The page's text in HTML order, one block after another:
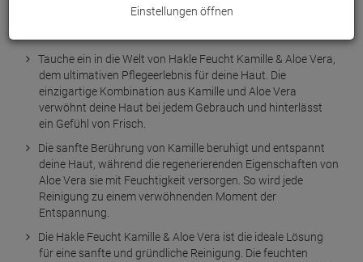
Tauche ein in die Welt von Hakle Feucht Kamille & Aloe Vera,
dem ultimativen Pflegeerlebnis für deine Haut. Die
einzigartige Kombination aus Kamille und Aloe Vera
verwöhnt deine Haut bei jedem Gebrauch und hinterlässt
ein Gefühl von Frisch.
Die sanfte Berührung von Kamille beruhigt und entspannt
deine Haut, während die regenerierenden Eigenschaften von
Aloe Vera sie mit Feuchtigkeit versorgen. So wird jede
Reinigung zu einem verwöhnenden Moment der
Entspannung.
Die Hakle Feucht Kamille & Aloe Vera ist die ideale Lösung
für eine sanfte und gründliche Reinigung. Die feuchten
Einstellungen öffnen